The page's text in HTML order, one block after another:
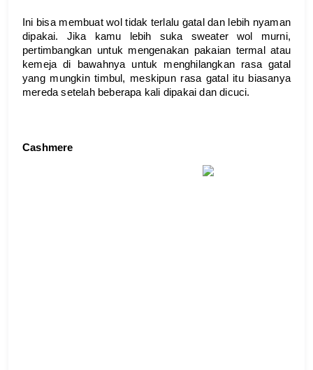
Ini bisa membuat wol tidak terlalu gatal dan lebih nyaman
dipakai. Jika kamu lebih suka sweater wol murni,
pertimbangkan untuk mengenakan pakaian termal atau
kemeja di bawahnya untuk menghilangkan rasa gatal
yang mungkin timbul, meskipun rasa gatal itu biasanya
mereda setelah beberapa kali dipakai dan dicuci.
Cashmere